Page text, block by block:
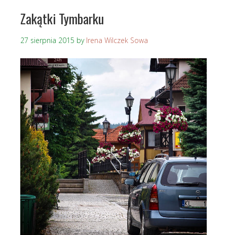
Zakątki Tymbarku
27 sierpnia 2015 by Irena Wilczek Sowa